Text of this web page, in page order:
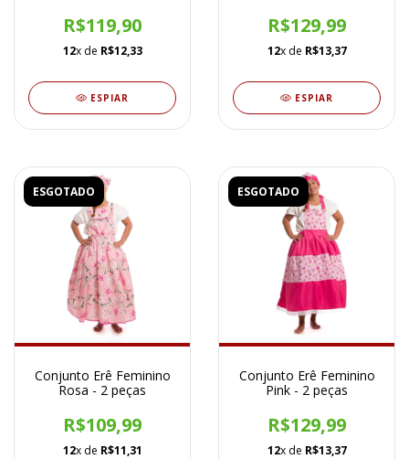
R$119,90
12x de R$12,33
ESPIAR
R$129,99
12x de R$13,37
ESPIAR
ESGOTADO
Conjunto Erê Feminino
Rosa - 2 peças
R$109,99
12x de R$11,31
ESGOTADO
Conjunto Erê Feminino
Pink - 2 peças
R$129,99
12x de R$13,37